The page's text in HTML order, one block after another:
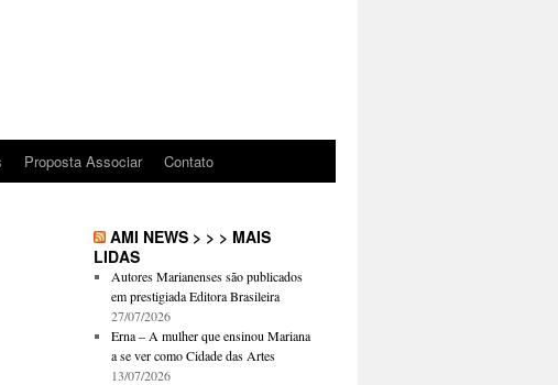
Proposta Associar Contato
AMI NEWS > > > MAIS
LIDAS
Autores Marianenses são publicados
em prestigiada Editora Brasileira
27/07/2026
Erna – A mulher que ensinou Mariana
a se ver como Cidade das Artes
13/07/2026